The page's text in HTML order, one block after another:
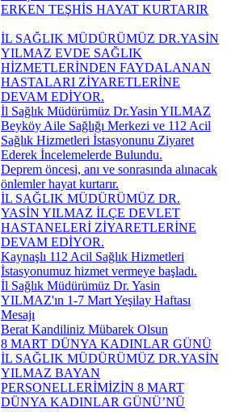
ERKEN TEŞHİS HAYAT KURTARIR
İL SAĞLIK MÜDÜRÜMÜZ DR.YASİN
YILMAZ EVDE SAĞLIK
HİZMETLERİNDEN FAYDALANAN
HASTALARI ZİYARETLERİNE
DEVAM EDİYOR.
İl Sağlık Müdürümüz Dr.Yasin YILMAZ
Beyköy Aile Sağlığı Merkezi ve 112 Acil
Sağlık Hizmetleri İstasyonunu Ziyaret
Ederek İncelemelerde Bulundu.
Deprem öncesi, anı ve sonrasında alınacak
önlemler hayat kurtarır.
İL SAĞLIK MÜDÜRÜMÜZ DR.
YASİN YILMAZ İLÇE DEVLET
HASTANELERİ ZİYARETLERİNE
DEVAM EDİYOR.
Kaynaşlı 112 Acil Sağlık Hizmetleri
İstasyonumuz hizmet vermeye başladı.
İl Sağlık Müdürümüz Dr. Yasin
YILMAZ'ın 1-7 Mart Yeşilay Haftası
Mesajı
Berat Kandiliniz Mübarek Olsun
8 MART DÜNYA KADINLAR GÜNÜ
İL SAĞLIK MÜDÜRÜMÜZ DR.YASİN
YILMAZ BAYAN
PERSONELLERİMİZİN 8 MART
DÜNYA KADINLAR GÜNÜ’NÜ